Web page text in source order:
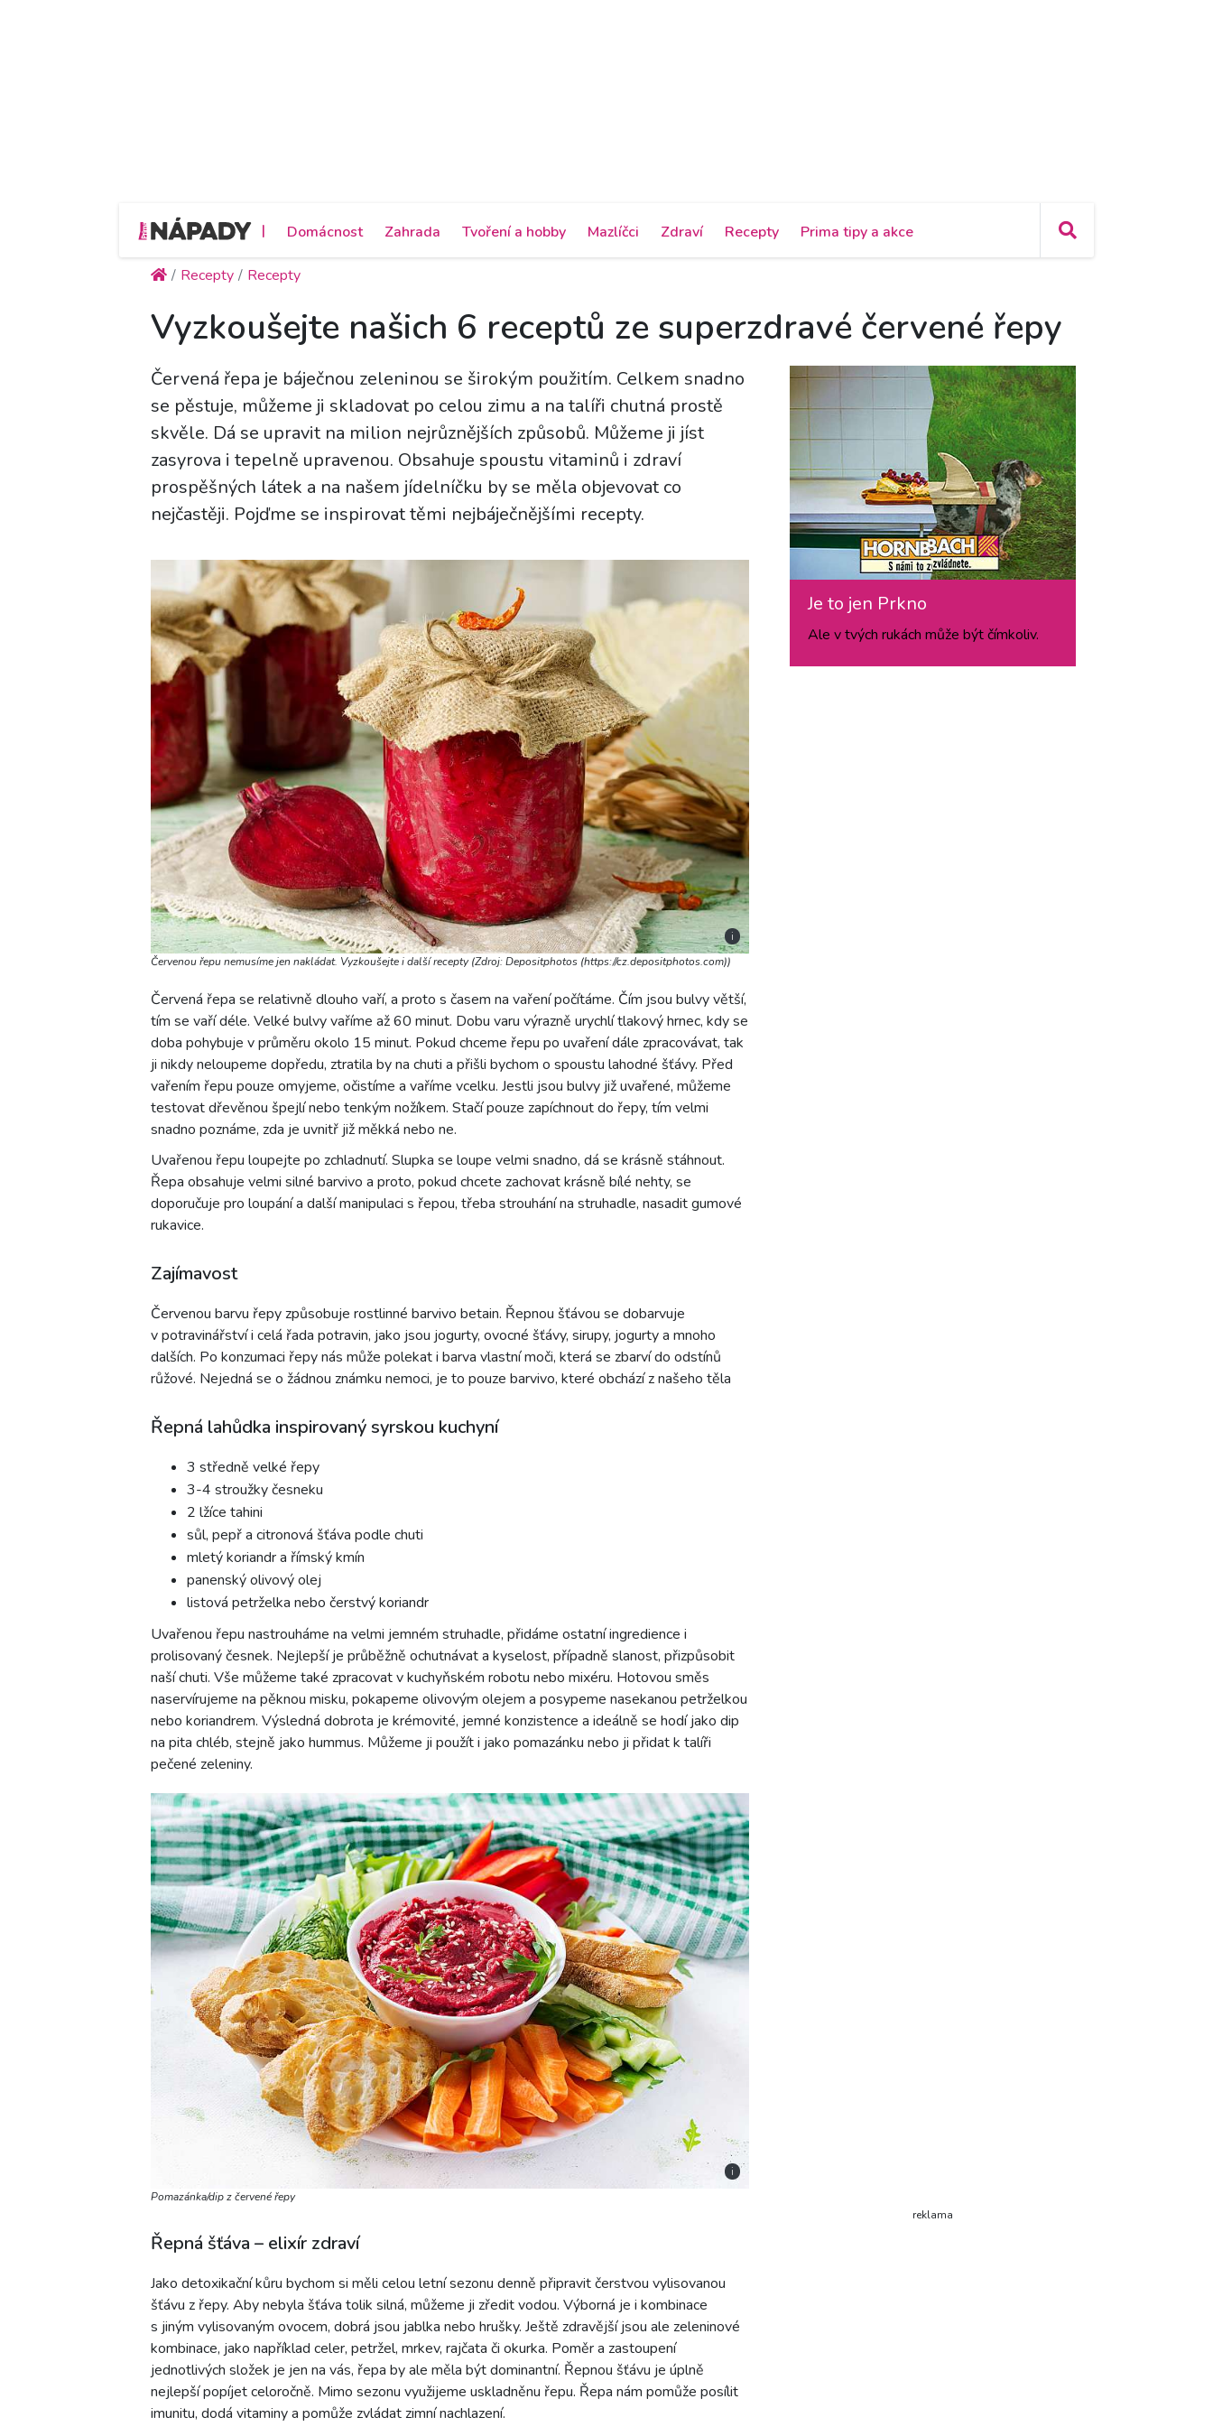
| Domácnost Zahrada Tvoření a hobby Mazlíčci Zdraví Recepty Prima tipy a akce
Recepty Recepty
Vyzkoušejte našich 6 receptů ze superzdravé červené řepy
Červená řepa je báječnou zeleninou se širokým použitím. Celkem snadno
se pěstuje, můžeme ji skladovat po celou zimu a na talíři chutná prostě
skvěle. Dá se upravit na milion nejrůznějších způsobů. Můžeme ji jíst
zasyrova i tepelně upravenou. Obsahuje spoustu vitaminů i zdraví
prospěšných látek a na našem jídelníčku by se měla objevovat co
nejčastěji. Pojďme se inspirovat těmi nejbáječnějšími recepty.
i
Červenou řepu nemusíme jen nakládat. Vyzkoušejte i další recepty (Zdroj: Depositphotos (https://cz.depositphotos.com))
Červená řepa se relativně dlouho vaří, a proto s časem na vaření počítáme. Čím jsou bulvy větší,
tím se vaří déle. Velké bulvy vaříme až 60 minut. Dobu varu výrazně urychlí tlakový hrnec, kdy se
doba pohybuje v průměru okolo 15 minut. Pokud chceme řepu po uvaření dále zpracovávat, tak
ji nikdy neloupeme dopředu, ztratila by na chuti a přišli bychom o spoustu lahodné šťávy. Před
vařením řepu pouze omyjeme, očistíme a vaříme vcelku. Jestli jsou bulvy již uvařené, můžeme
testovat dřevěnou špejlí nebo tenkým nožíkem. Stačí pouze zapíchnout do řepy, tím velmi
snadno poznáme, zda je uvnitř již měkká nebo ne.
Uvařenou řepu loupejte po zchladnutí. Slupka se loupe velmi snadno, dá se krásně stáhnout.
Řepa obsahuje velmi silné barvivo a proto, pokud chcete zachovat krásně bílé nehty, se
doporučuje pro loupání a další manipulaci s řepou, třeba strouhání na struhadle, nasadit gumové
rukavice.
Zajímavost
Červenou barvu řepy způsobuje rostlinné barvivo betain. Řepnou šťávou se dobarvuje
v potravinářství i celá řada potravin, jako jsou jogurty, ovocné šťávy, sirupy, jogurty a mnoho
dalších. Po konzumaci řepy nás může polekat i barva vlastní moči, která se zbarví do odstínů
růžové. Nejedná se o žádnou známku nemoci, je to pouze barvivo, které obchází z našeho těla
Řepná lahůdka inspirovaný syrskou kuchyní
3 středně velké řepy
3-4 stroužky česneku
2 lžíce tahini
sůl, pepř a citronová šťáva podle chuti
mletý koriandr a římský kmín
panenský olivový olej
listová petrželka nebo čerstvý koriandr
Uvařenou řepu nastrouháme na velmi jemném struhadle, přidáme ostatní ingredience i
prolisovaný česnek. Nejlepší je průběžně ochutnávat a kyselost, případně slanost, přizpůsobit
naší chuti. Vše můžeme také zpracovat v kuchyňském robotu nebo mixéru. Hotovou směs
naservírujeme na pěknou misku, pokapeme olivovým olejem a posypeme nasekanou petrželkou
nebo koriandrem. Výsledná dobrota je krémovité, jemné konzistence a ideálně se hodí jako dip
na pita chléb, stejně jako hummus. Můžeme ji použít i jako pomazánku nebo ji přidat k talíři
pečené zeleniny.
i
Pomazánka/dip z červené řepy
Řepná šťáva – elixír zdraví
Jako detoxikační kůru bychom si měli celou letní sezonu denně připravit čerstvou vylisovanou
šťávu z řepy. Aby nebyla šťáva tolik silná, můžeme ji zředit vodou. Výborná je i kombinace
s jiným vylisovaným ovocem, dobrá jsou jablka nebo hrušky. Ještě zdravější jsou ale zeleninové
kombinace, jako například celer, petržel, mrkev, rajčata či okurka. Poměr a zastoupení
jednotlivých složek je jen na vás, řepa by ale měla být dominantní. Řepnou šťávu je úplně
nejlepší popíjet celoročně. Mimo sezonu využijeme uskladněnu řepu. Řepa nám pomůže posílit
imunitu, dodá vitaminy a pomůže zvládat zimní nachlazení.
Je to jen Prkno
Ale v tvých rukách může být čímkoliv.
reklama